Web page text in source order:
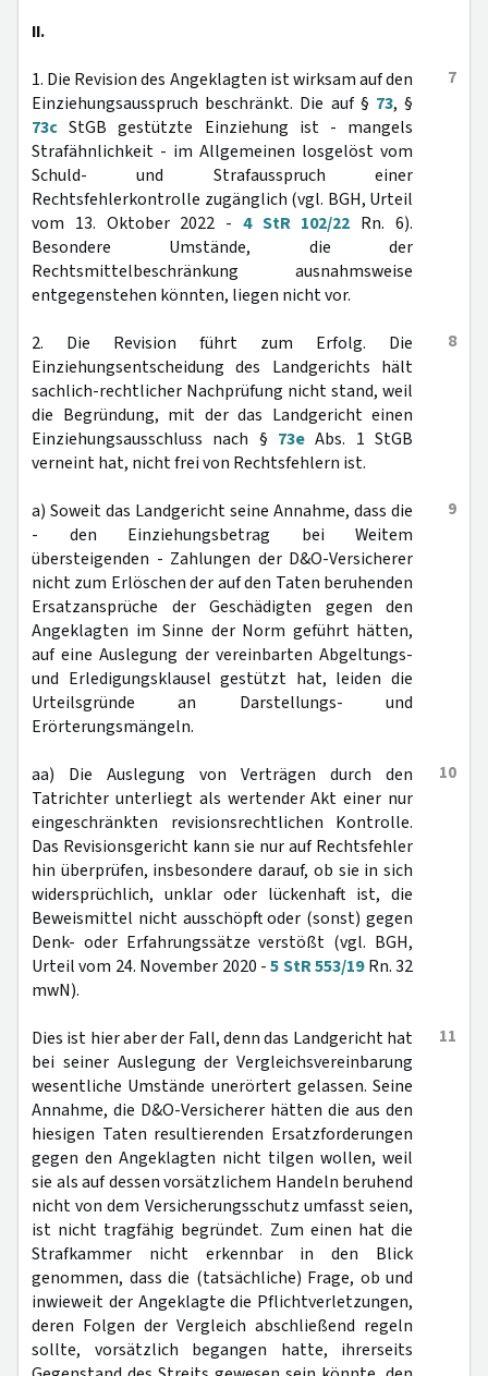
II.
7
1. Die Revision des Angeklagten ist wirksam auf den
Einziehungsausspruch beschränkt. Die auf § 73, §
73c StGB gestützte Einziehung ist - mangels
Strafähnlichkeit - im Allgemeinen losgelöst vom
Schuld- und Strafausspruch einer
Rechtsfehlerkontrolle zugänglich (vgl. BGH, Urteil
vom 13. Oktober 2022 - 4 StR 102/22 Rn. 6).
Besondere Umstände, die der
Rechtsmittelbeschränkung ausnahmsweise
entgegenstehen könnten, liegen nicht vor.
8
2. Die Revision führt zum Erfolg. Die
Einziehungsentscheidung des Landgerichts hält
sachlich-rechtlicher Nachprüfung nicht stand, weil
die Begründung, mit der das Landgericht einen
Einziehungsausschluss nach § 73e Abs. 1 StGB
verneint hat, nicht frei von Rechtsfehlern ist.
9
a) Soweit das Landgericht seine Annahme, dass die
- den Einziehungsbetrag bei Weitem
übersteigenden - Zahlungen der D&O-Versicherer
nicht zum Erlöschen der auf den Taten beruhenden
Ersatzansprüche der Geschädigten gegen den
Angeklagten im Sinne der Norm geführt hätten,
auf eine Auslegung der vereinbarten Abgeltungs-
und Erledigungsklausel gestützt hat, leiden die
Urteilsgründe an Darstellungs- und
Erörterungsmängeln.
10
aa) Die Auslegung von Verträgen durch den
Tatrichter unterliegt als wertender Akt einer nur
eingeschränkten revisionsrechtlichen Kontrolle.
Das Revisionsgericht kann sie nur auf Rechtsfehler
hin überprüfen, insbesondere darauf, ob sie in sich
widersprüchlich, unklar oder lückenhaft ist, die
Beweismittel nicht ausschöpft oder (sonst) gegen
Denk- oder Erfahrungssätze verstößt (vgl. BGH,
Urteil vom 24. November 2020 -5 StR 553/19Rn. 32
mwN).
11
Dies ist hier aber der Fall, denn das Landgericht hat
bei seiner Auslegung der Vergleichsvereinbarung
wesentliche Umstände unerörtert gelassen. Seine
Annahme, die D&O-Versicherer hätten die aus den
hiesigen Taten resultierenden Ersatzforderungen
gegen den Angeklagten nicht tilgen wollen, weil
sie als auf dessen vorsätzlichem Handeln beruhend
nicht von dem Versicherungsschutz umfasst seien,
ist nicht tragfähig begründet. Zum einen hat die
Strafkammer nicht erkennbar in den Blick
genommen, dass die (tatsächliche) Frage, ob und
inwieweit der Angeklagte die Pflichtverletzungen,
deren Folgen der Vergleich abschließend regeln
sollte, vorsätzlich begangen hatte, ihrerseits